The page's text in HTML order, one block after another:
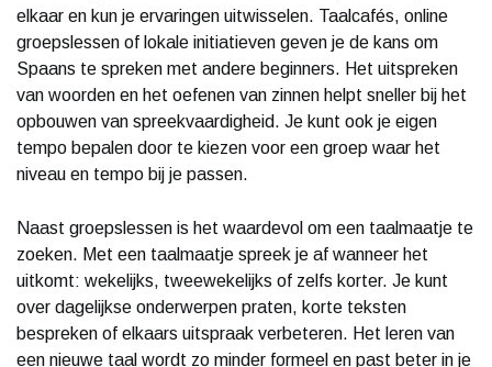
elkaar en kun je ervaringen uitwisselen. Taalcafés, online
groepslessen of lokale initiatieven geven je de kans om
Spaans te spreken met andere beginners. Het uitspreken
van woorden en het oefenen van zinnen helpt sneller bij het
opbouwen van spreekvaardigheid. Je kunt ook je eigen
tempo bepalen door te kiezen voor een groep waar het
niveau en tempo bij je passen.
Naast groepslessen is het waardevol om een taalmaatje te
zoeken. Met een taalmaatje spreek je af wanneer het
uitkomt: wekelijks, tweewekelijks of zelfs korter. Je kunt
over dagelijkse onderwerpen praten, korte teksten
bespreken of elkaars uitspraak verbeteren. Het leren van
een nieuwe taal wordt zo minder formeel en past beter in je